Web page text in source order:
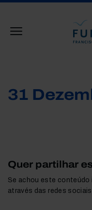
31
Quer partilhar
Se achou este
através das redes sociais